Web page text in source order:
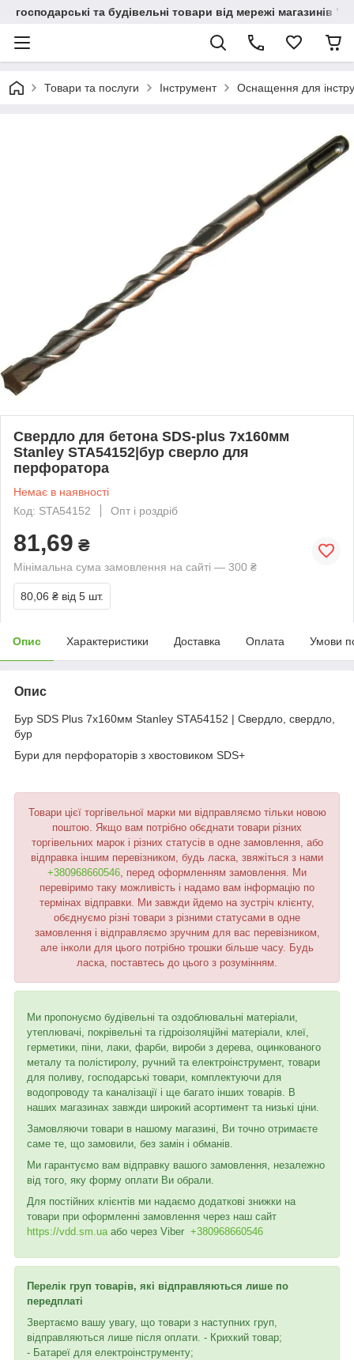
господарські та будівельні товари від мережі магазинів
Товари та послуги Інструмент Оснащення для
Свердло для бетона SDS-plus 7х160мм
Stanley STA54152|бур сверло для
перфоратора
Немає в наявності
Код: STA54152
Опт і роздріб
81,69 ₴
Мінімальна сума замовлення на сайті — 300 ₴
80,06 ₴ від 5 шт.
Опис Характеристики Доставка Оплата Умови
Опис
Бур SDS Plus 7х160мм Stanley STA54152 | Свердло, свердло,
бур
Бури для перфораторів з хвостовиком SDS+
Товари цієї торгівельної марки ми відправляємо тільки новою
поштою. Якщо вам потрібно обєднати товари різних
торгівельних марок і різних статусів в одне замовлення, або
відправка іншим перевізником, будь ласка, звяжіться з нами
+380968660546 , перед оформленням замовлення. Ми
перевіримо таку можливість і надамо вам інформацію по
термінах відправки. Ми завжди йдемо на зустріч клієнту,
обєднуємо різні товари з різними статусами в одне
замовлення і відправляємо зручним для вас перевізником,
але інколи для цього потрібно трошки більше часу. Будь
ласка, поставтесь до цього з розумінням.
Ми пропонуємо будівельні та оздоблювальні матеріали,
утеплювачі, покрівельні та гідроізоляційні матеріали, клеї,
герметики, піни, лаки, фарби, вироби з дерева, оцинкованого
металу та полістиролу, ручний та електроінструмент, товари
для поливу, господарські товари, комплектуючи для
водопроводу та каналізації і ще багато інших товарів. В
наших магазинах завжди широкий асортимент та низькі ціни.
Замовляючи товари в нашому магазині, Ви точно отримаєте
саме те, що замовили, без замін і обманів.
Ми гарантуємо вам відправку вашого замовлення, незалежно
від того, яку форму оплати Ви обрали.
Для постійних клієнтів ми надаємо додаткові знижки на
товари при оформленні замовлення через наш сайт
https://vdd.sm.ua або через Viber +380968660546
Перелік груп товарів, які відправляються лише по
передплаті
Звертаємо вашу увагу, що товари з наступних груп,
відправляються лише після оплати. - Крихкий товар;
- Батареї для електроінструменту;